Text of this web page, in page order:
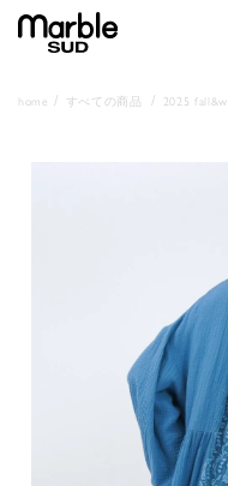
home すべての商品 2025